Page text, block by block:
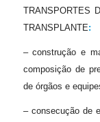
TRANSPORTES
TRANSPLANTE:
– construção e
composição de
de órgãos e
– consecução de